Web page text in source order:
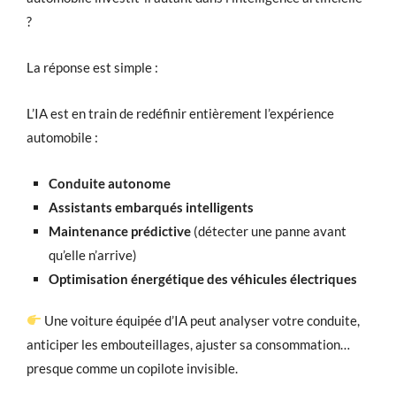
?
La réponse est simple :
L’IA est en train de redéfinir entièrement l’expérience
automobile :
Conduite autonome
Assistants embarqués intelligents
Maintenance prédictive (détecter une panne avant
qu’elle n’arrive)
Optimisation énergétique des véhicules électriques
Une voiture équipée d’IA peut analyser votre conduite,
anticiper les embouteillages, ajuster sa consommation…
presque comme un copilote invisible.